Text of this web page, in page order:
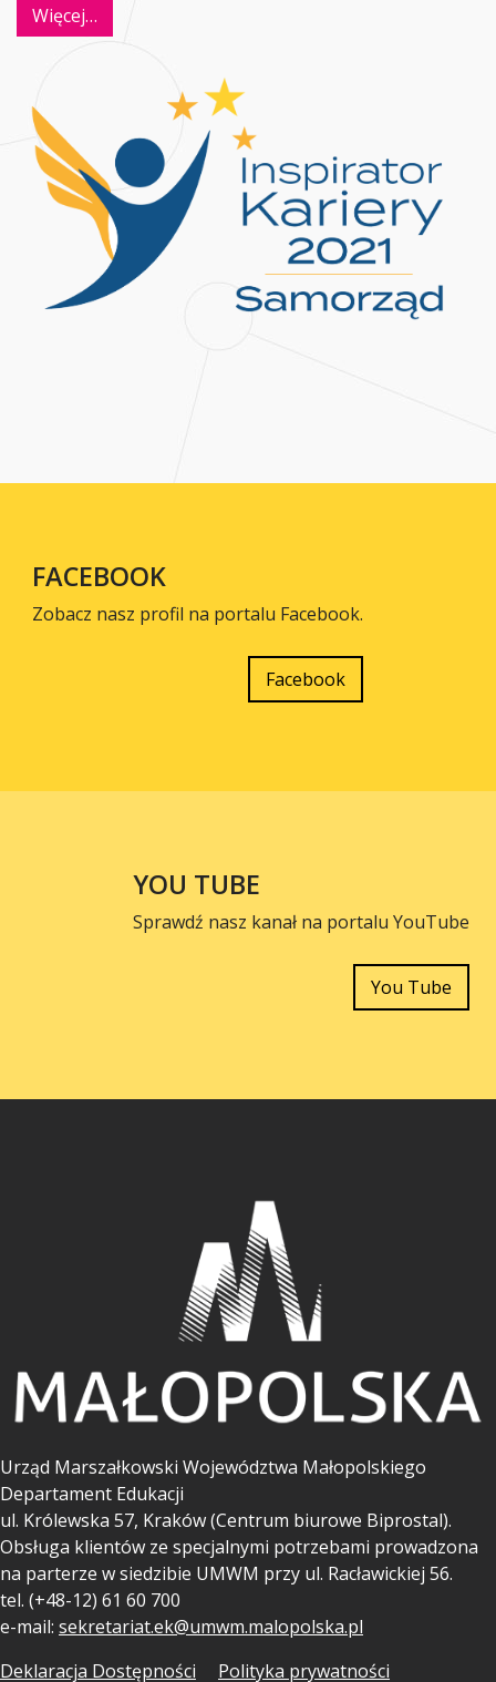
Więcej…
FACEBOOK
Zobacz nasz profil na portalu Facebook.
Facebook
YOU TUBE
Sprawdź nasz kanał na portalu YouTube
You Tube
Urząd Marszałkowski Województwa Małopolskiego
Departament Edukacji
ul. Królewska 57, Kraków (Centrum biurowe Biprostal).
Obsługa klientów ze specjalnymi potrzebami prowadzona
na parterze w siedzibie UMWM przy ul. Racławickiej 56.
tel. (+48-12) 61 60 700
e-mail: sekretariat.ek@umwm.malopolska.pl
Deklaracja Dostępności
Polityka prywatności